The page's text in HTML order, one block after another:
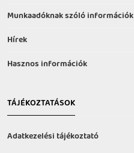
Munkaadóknak szóló információk
Hírek
Hasznos információk
TÁJÉKOZTATÁSOK
Adatkezelési tájékoztató